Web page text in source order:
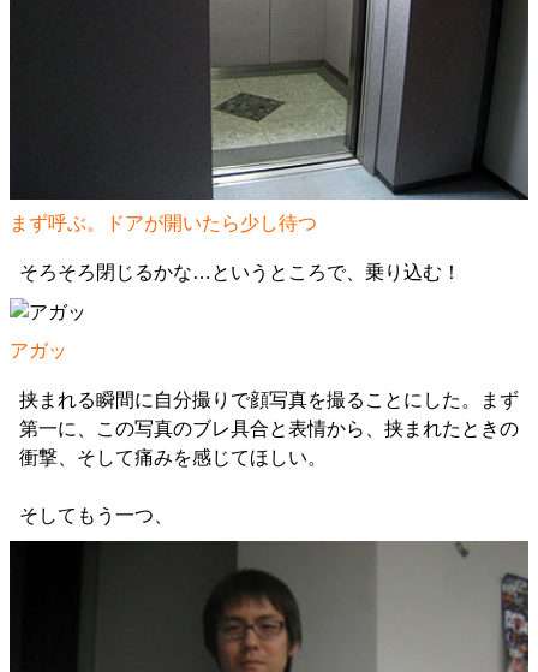
まず呼ぶ。ドアが開いたら少し待つ
そろそろ閉じるかな…というところで、乗り込む！
アガッ
挟まれる瞬間に自分撮りで顔写真を撮ることにした。まず
第一に、この写真のブレ具合と表情から、挟まれたときの
衝撃、そして痛みを感じてほしい。
そしてもう一つ、